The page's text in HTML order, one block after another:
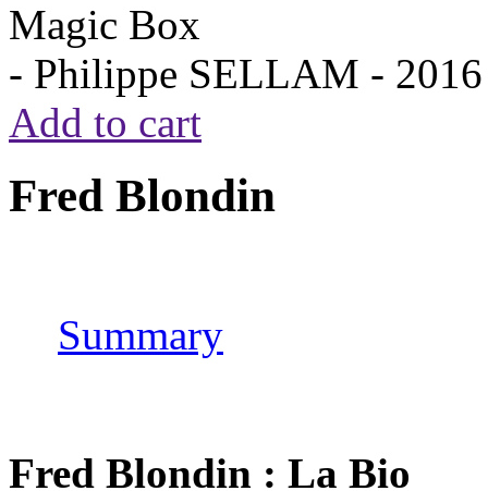
Magic Box
- Philippe SELLAM - 2016
Add to cart
Fred Blondin
Summary
Fred Blondin : La Bio